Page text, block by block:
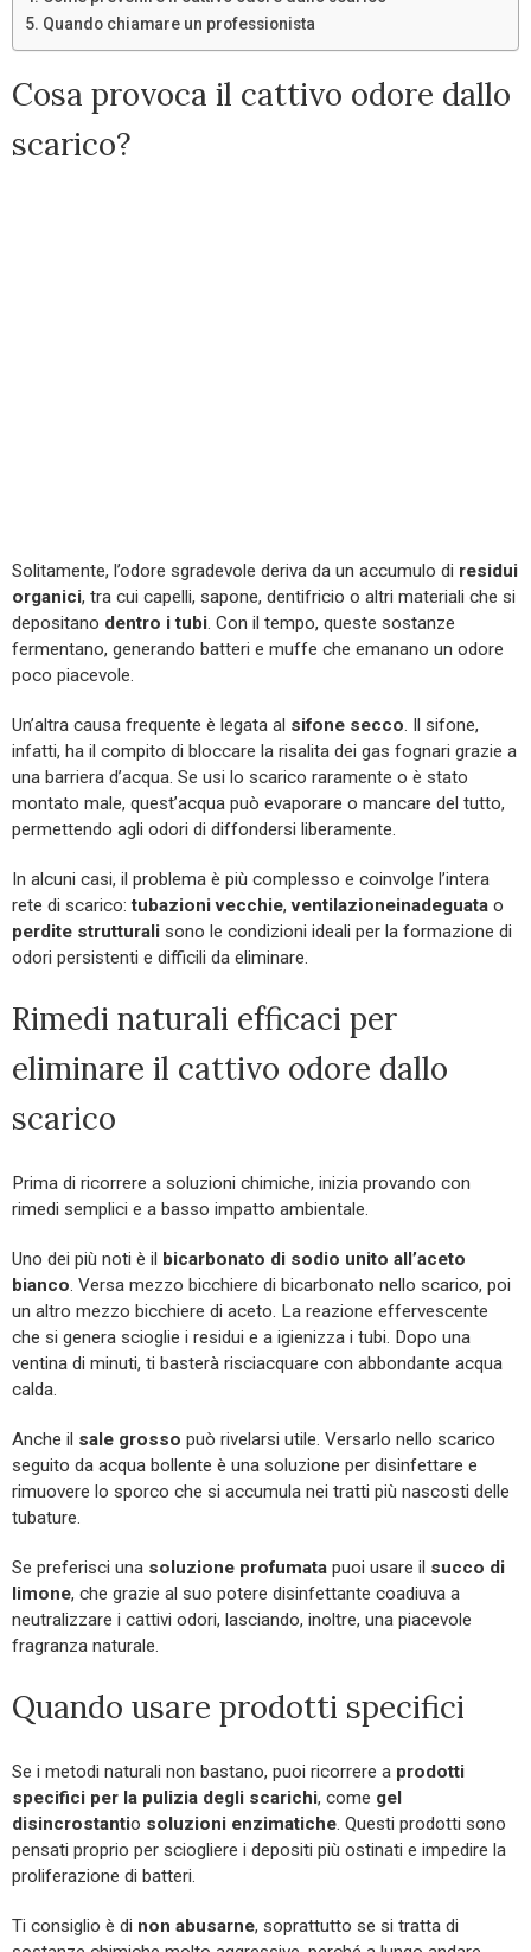
Quando chiamare un professionista
Cosa provoca il cattivo odore dallo
scarico?
Solitamente, l’odore sgradevole deriva da un accumulo di residui
organici, tra cui capelli, sapone, dentifricio o altri materiali che si
depositano dentro i tubi. Con il tempo, queste sostanze
fermentano, generando batteri e muffe che emanano un odore
poco piacevole.
Un’altra causa frequente è legata al sifone secco. Il sifone,
infatti, ha il compito di bloccare la risalita dei gas fognari grazie a
una barriera d’acqua. Se usi lo scarico raramente o è stato
montato male, quest’acqua può evaporare o mancare del tutto,
permettendo agli odori di diffondersi liberamente.
In alcuni casi, il problema è più complesso e coinvolge l’intera
rete di scarico:tubazioni vecchie,ventilazioneinadeguata o
perdite strutturali sono le condizioni ideali per la formazione di
odori persistenti e difficili da eliminare.
Rimedi naturali efficaci per
eliminare il cattivo odore dallo
scarico
Prima di ricorrere a soluzioni chimiche, inizia provando con
rimedi semplici e a basso impatto ambientale.
Uno dei più noti è il bicarbonato di sodio unito all’aceto
bianco. Versa mezzo bicchiere di bicarbonato nello scarico, poi
un altro mezzo bicchiere di aceto. La reazione effervescente
che si genera scioglie i residui e a igienizza i tubi. Dopo una
ventina di minuti, ti basterà risciacquare con abbondante acqua
calda.
Anche il sale grosso può rivelarsi utile. Versarlo nello scarico
seguito da acqua bollente è una soluzione per disinfettare e
rimuovere lo sporco che si accumula nei tratti più nascosti delle
tubature.
Se preferisci una soluzione profumata puoi usare il succo di
limone, che grazie al suo potere disinfettante coadiuva a
neutralizzare i cattivi odori, lasciando, inoltre, una piacevole
fragranza naturale.
Quando usare prodotti specifici
Se i metodi naturali non bastano, puoi ricorrere a prodotti
specifici per la pulizia degli scarichi, come gel
disincrostantio soluzioni enzimatiche. Questi prodotti sono
pensati proprio per sciogliere i depositi più ostinati e impedire la
proliferazione di batteri.
Ti consiglio è di non abusarne, soprattutto se si tratta di